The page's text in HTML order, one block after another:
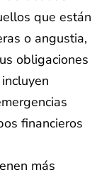
que están
o angustia,
obligaciones
financieros
más